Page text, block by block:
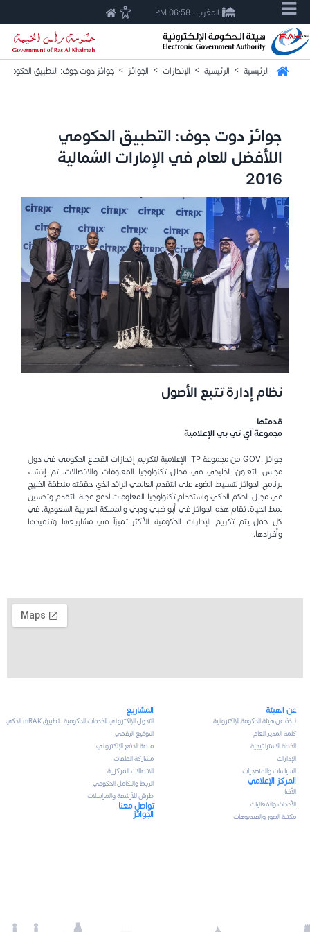
المغرب 06:58 PM
الرئيسية > الرئيسية > الإنجازات > الجوائز > جوائز دوت جوف: التطبيق الحكومي
جوائز دوت جوف: التطبيق الحكومي
اللأفضل للعام في الإمارات الشمالية
2016
نظام إدارة تتبع الأصول
قدمتها
مجموعة آي تي بي الإعلامية
جوائز .GOV من مجموعة ITP الإعلامية لتكريم إنجازات القطاع الحكومي في دول
مجلس التعاون الخليجي في مجال تكنولوجيا المعلومات والاتصالات. تم إنشاء
برنامج الجوائز لتسليط الضوء على التقدم العالمي الرائد الذي حققته منطقة الخليج
في مجال الحكم الذكي واستخدام تكنولوجيا المعلومات لدفع عجلة التقدم وتحسين
نمط الحياة. تقام هذه الجوائز في أبو ظبي ودبي والمملكة العربية السعودية. في
كل حفل يتم تكريم الإدارات الحكومية الأكثر تميزاً في مشاريعها وتنفيذها
وأفرادها.
عن الهيئة
نبذة عن هيئة الحكومة الإلكترونية
كلمة المدير العام
الخطة الاستراتيجية
الإدارات
السياسات والمنهجيات
المركز الإعلامي
الأخبار
الأحداث والفعاليات
مكتبة الصور والفيديوهات
المشاريع
التحول الإلكتروني للخدمات الحكومية تطبيق mRAK الذكي
التوقيع الرقمي
منصة الدفع الإلكتروني
مشاركة الملفات
الاتصالات المركزية
الربط والتكامل الحكومي
طرش للأرشفة والمراسلات
تواصل معنا
الجوائز